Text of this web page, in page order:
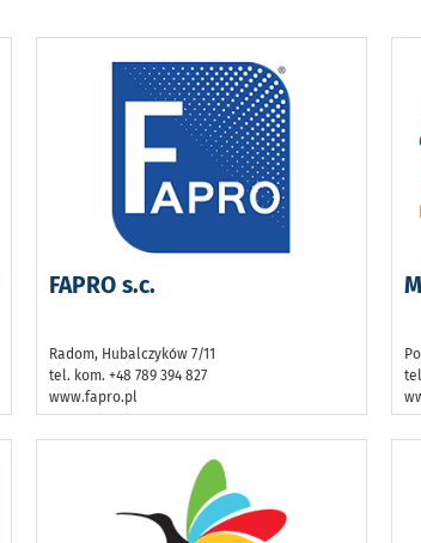
FAPRO s.c.
Radom, Hubalczyków 7/11
tel. kom. +48 789 394 827
www.fapro.pl